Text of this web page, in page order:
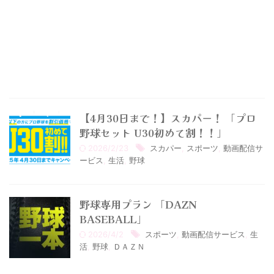
【4月30日まで！】スカパー！ 「プロ
野球セット U30初めて割！！」
2026/2/23 スカパー スポーツ 動画配信サ
ービス
生活 野球
野球専用プラン 「DAZN
BASEBALL」
2026/4/2 スポーツ 動画配信サービス
生
活 野球 ＤＡＺＮ